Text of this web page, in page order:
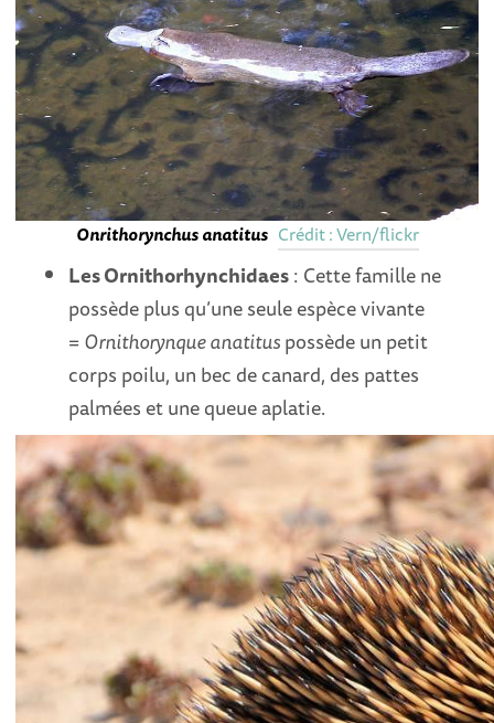
Onrithorynchus anatitus Crédit : Vern/flickr
Les Ornithorhynchidaes: Cette famille ne
possède plus qu’une seule espèce vivante
=Ornithorynque anatituspossède un petit
corps poilu, un bec de canard, des pattes
palmées et une queue aplatie.